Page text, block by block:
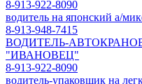
8-913-922-8090
водитель на японский а/
8-913-948-7415
ВОДИТЕЛЬ-
"ИВАНОВЕЦ"
8-913-922-8090
водитель-упаковщик на